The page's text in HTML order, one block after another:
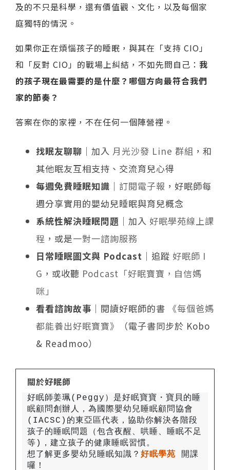
及的不只是科學，還有價值觀、文化，以及每個家
庭獨特的情況。
如果你正在煩惱孩子的睡眠，與其在「支持 CIO」
和「反對 CIO」的戰場上糾結，不如先問自己： 我
的孩子現在最需要的是什麼？哪個方向最符合我們
家的節奏？
答案在你的家裡，不在任何一個陣營裡。
找眠友聊聊 ｜加入 月光沙發 Line 群組 ，和
其他眠友互相支持、交流育兒心得
每週免費睡眠知識 ｜ 訂閱電子報 ，好眠師每
週分享實用的嬰幼兒睡眠與育兒概念
系統性解決睡眠問題 ｜加入 好眠學苑線上課
程 ，或是一對一諮詢服務
日常睡眠圖文與 Podcast ｜追蹤 好眠師 I
G ，或收聽 Podcast「好眠寶寶，自信媽
咪」
看看諮詢故事 ｜閱讀好眠師的書 《每個爸媽
都能養出好眠寶寶》
（電子書同步於 Kobo
& Readmoo）
關於好眠師
好眠師姜珮(Peggy）是好眠寶寶・寶貝的睡
眠顧問創辦人，為國際嬰幼兒睡眠顧問協會
(IACSC)的東亞區代表，協助你解決各階段
孩子的睡眠問題（包含夜醒、哄睡、睡眠不足
想了解更多嬰幼兒睡眠知識？ 好眠學苑
開課